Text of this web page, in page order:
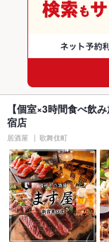
【個室×3時間食べ飲
宿店
居酒屋 歌舞伎町